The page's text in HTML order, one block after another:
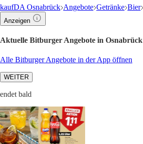
kaufDA Osnabrück Angebote Getränke Bier
Anzeigen
Aktuelle Bitburger Angebote in Osnabrück
Alle Bitburger Angebote in der App öffnen
WEITER
endet bald